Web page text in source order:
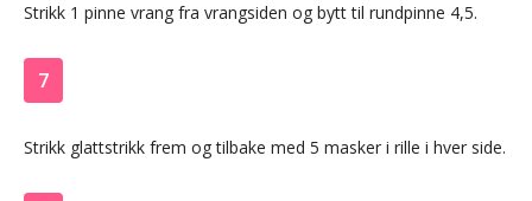
Strikk 1 pinne vrang fra vrangsiden og bytt til rundpinne 4,5.
7
Strikk glattstrikk frem og tilbake med 5 masker i rille i hver side.